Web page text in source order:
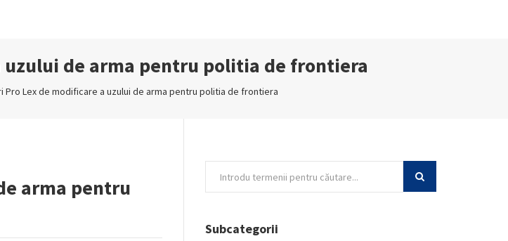
de arma pentru politia de frontiera
Pro Lex de modificare a uzului de arma pentru politia de frontiera
arma pentru
Subcategorii